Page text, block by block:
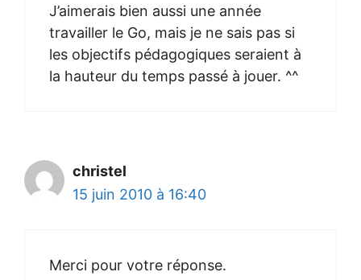
J’aimerais bien aussi une année
travailler le Go, mais je ne sais pas si
les objectifs pédagogiques seraient à
la hauteur du temps passé à jouer. ^^
christel
15 juin 2010 à 16:40
Merci pour votre réponse.